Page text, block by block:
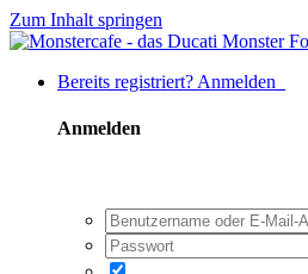
Zum Inhalt springen
Bereits registriert? Anmelden
Anmelden